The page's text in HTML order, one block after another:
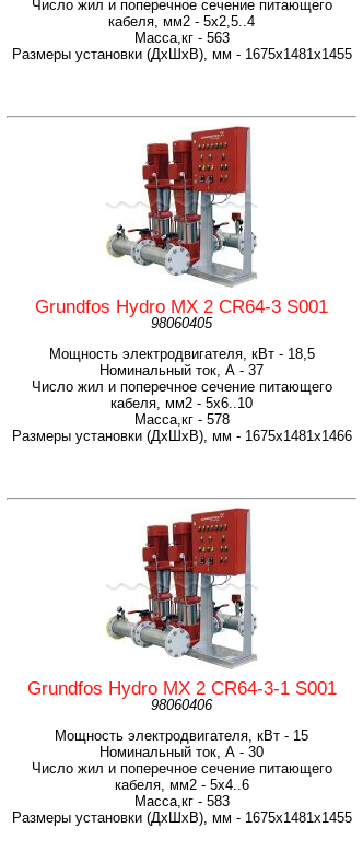
Число жил и поперечное сечение питающего
кабеля, мм2 - 5х2,5..4
Масса,кг - 563
Размеры установки (ДхШхВ), мм - 1675x1481x1455
Grundfos Hydro MX 2 CR64-3 S001
98060405
Мощность электродвигателя, кВт - 18,5
Номинальный ток, А - 37
Число жил и поперечное сечение питающего
кабеля, мм2 - 5х6..10
Масса,кг - 578
Размеры установки (ДхШхВ), мм - 1675x1481x1466
Grundfos Hydro MX 2 CR64-3-1 S001
98060406
Мощность электродвигателя, кВт - 15
Номинальный ток, А - 30
Число жил и поперечное сечение питающего
кабеля, мм2 - 5х4..6
Масса,кг - 583
Размеры установки (ДхШхВ), мм - 1675x1481x1455